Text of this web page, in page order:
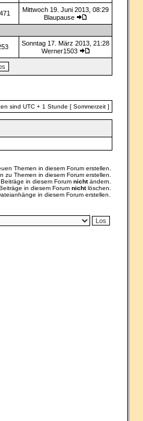
Mittwoch 19. Juni 2013, 08:29
Blaupause
Sonntag 17. März 2013, 21:28
Werner1503
sind UTC + 1 Stunde [ Sommerzeit ]
Themen in diesem Forum erstellen.
zu Themen in diesem Forum erstellen.
in diesem Forum nichtändern.
in diesem Forum nichtlöschen.
in diesem Forum erstellen.